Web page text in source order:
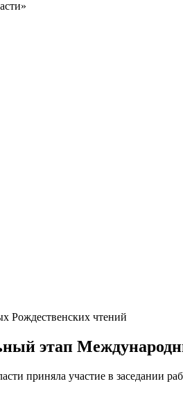
Рождественских чтений
этап
приняла участие в заседании